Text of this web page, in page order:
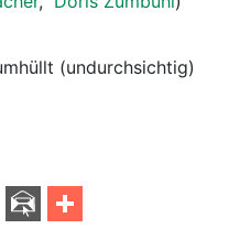
(undurchsichtig)